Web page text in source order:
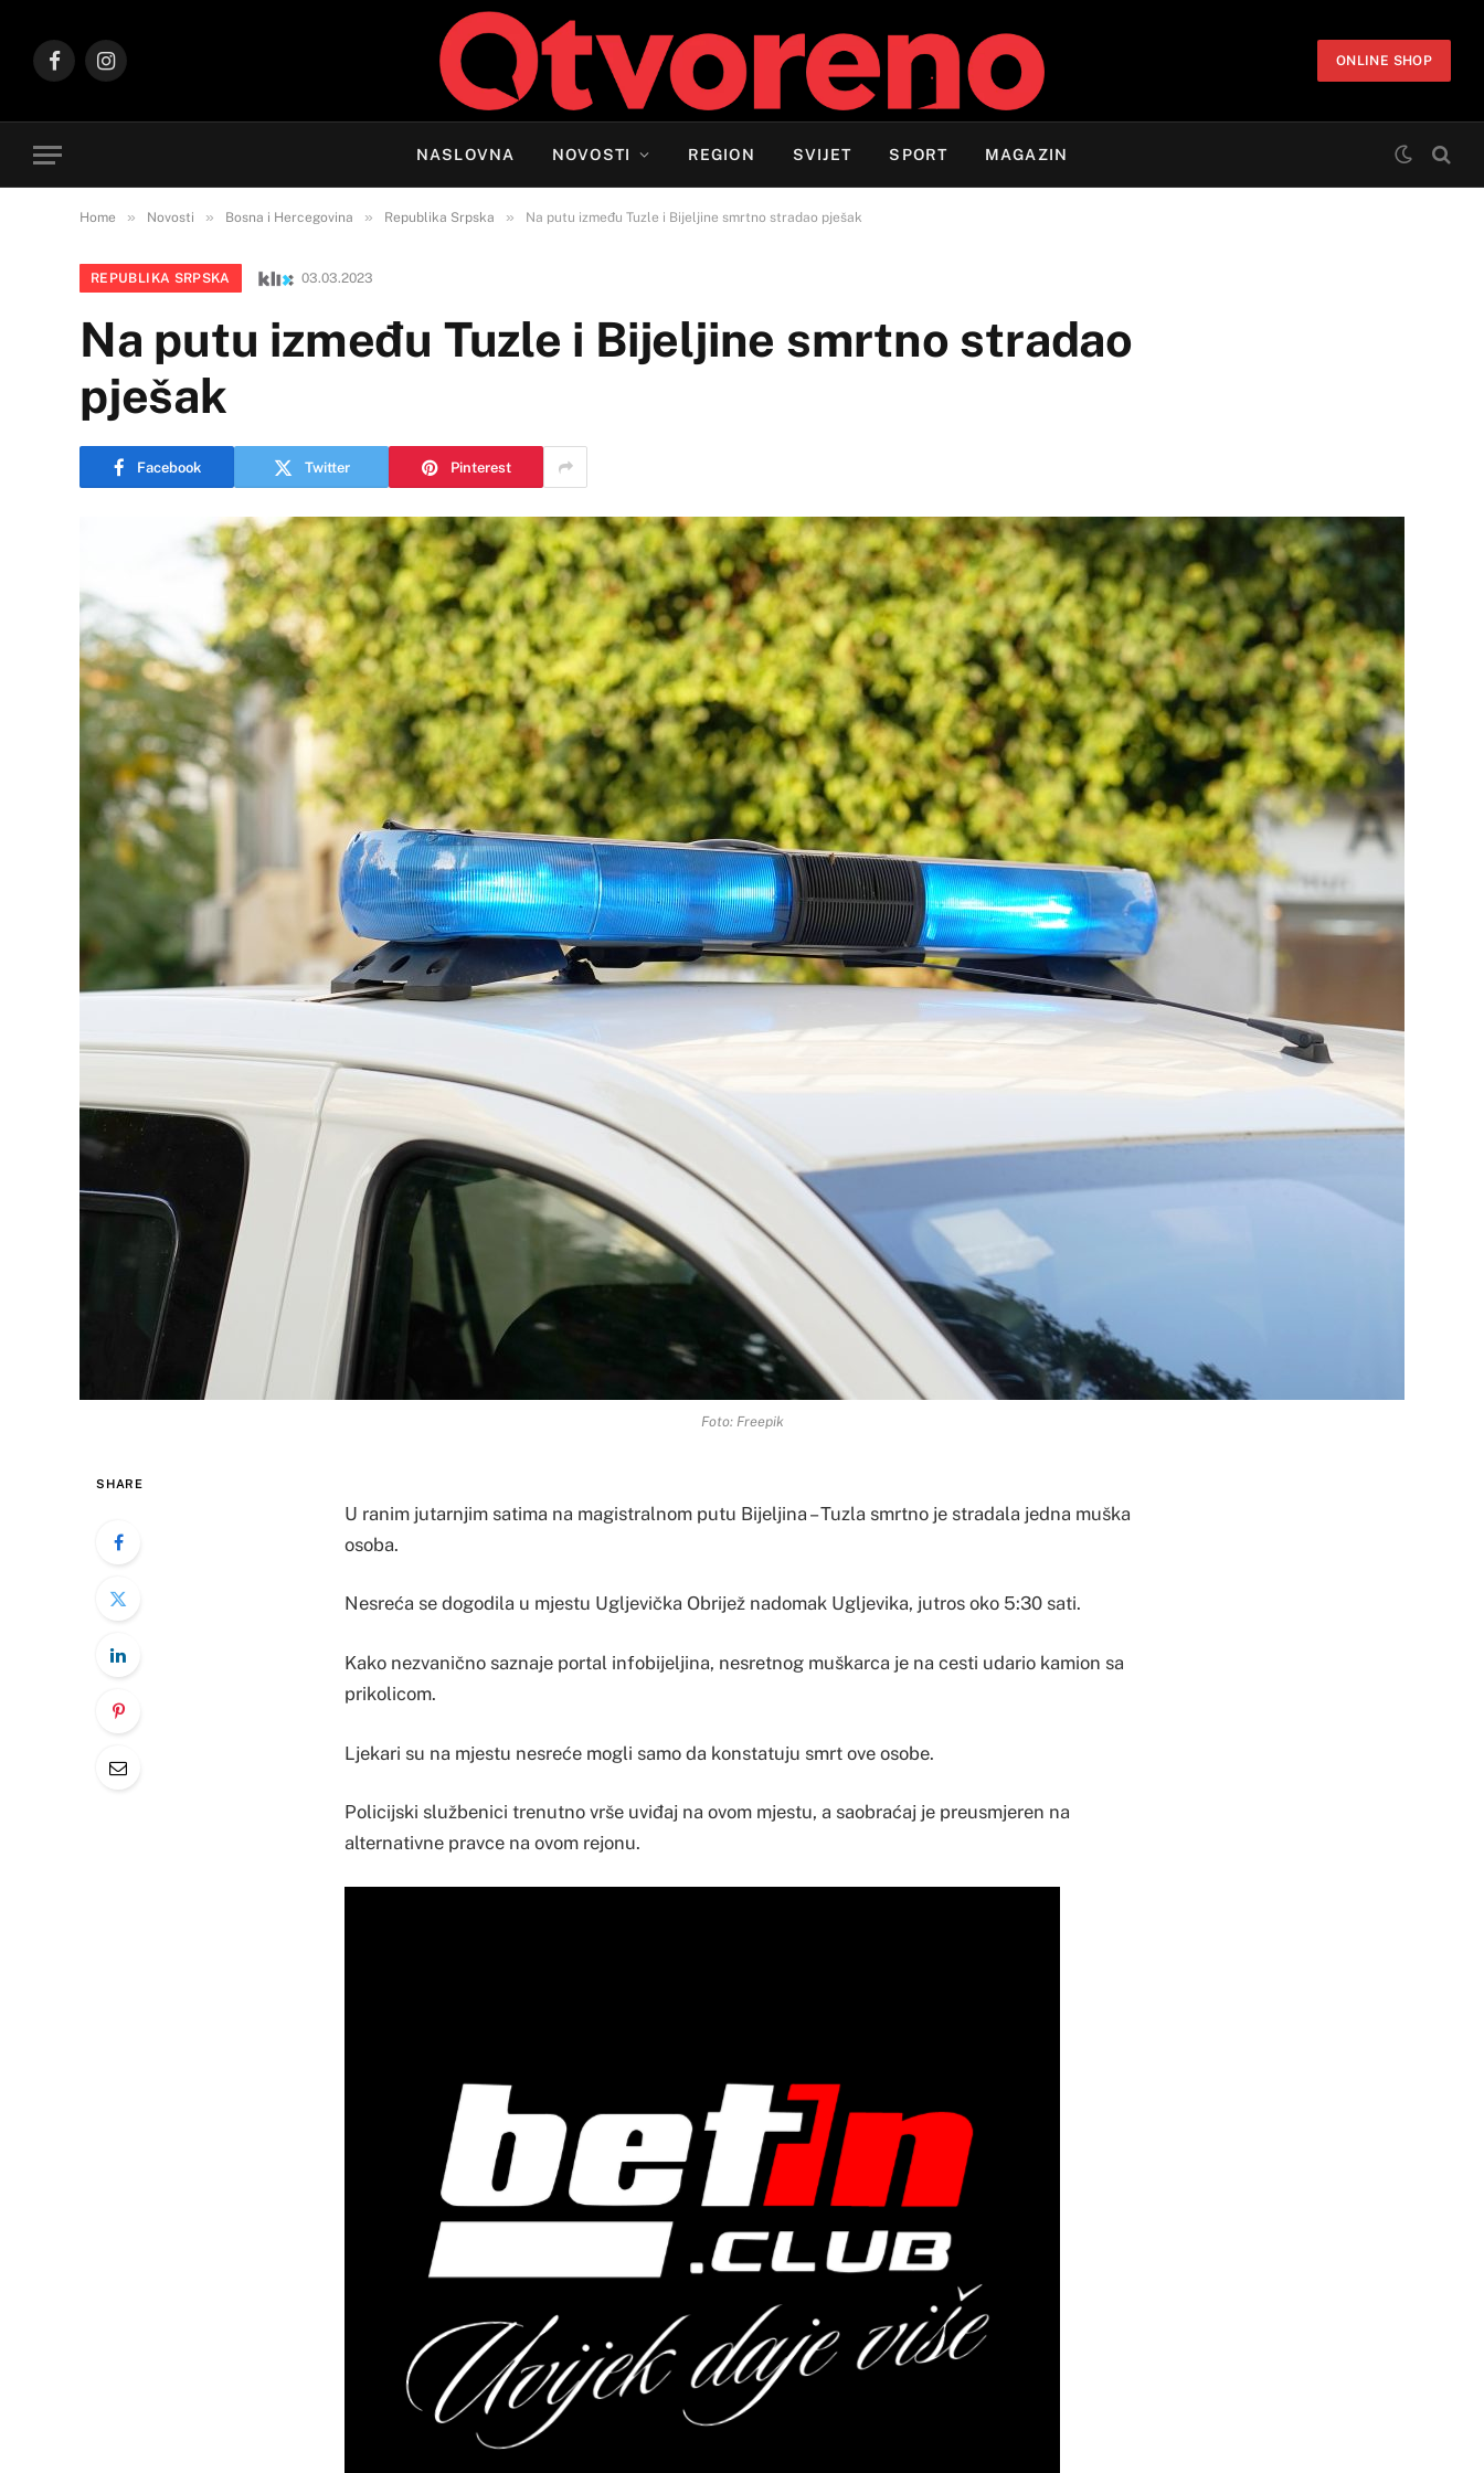
FacebookInstagram
ONLINE SHOP
NASLOVNA NOVOSTI REGION SVIJET SPORT MAGAZIN
Home » Novosti » Bosna i Hercegovina » Republika Srpska » Na putu između Tuzle i Bijeljine smrtno stradao pješak
REPUBLIKA SRPSKA 03.03.2023
Na putu između Tuzle i Bijeljine smrtno stradao
pješak
Facebook Twitter Pinterest
Foto: Freepik
SHARE
U ranim jutarnjim satima na magistralnom putu Bijeljina – Tuzla smrtno je stradala jedna muška
osoba.
Nesreća se dogodila u mjestu Ugljevička Obrijež nadomak Ugljevika, jutros oko 5:30 sati.
Kako nezvanično saznaje portal infobijeljina, nesretnog muškarca je na cesti udario kamion sa
prikolicom.
Ljekari su na mjestu nesreće mogli samo da konstatuju smrt ove osobe.
Policijski službenici trenutno vrše uviđaj na ovom mjestu, a saobraćaj je preusmjeren na
alternativne pravce na ovom rejonu.